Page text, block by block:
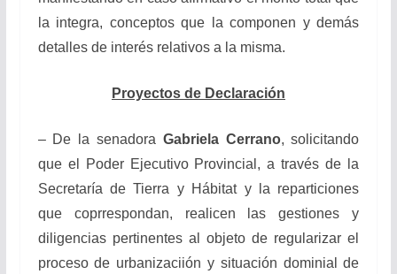
la integra, conceptos que la componen y demás
detalles de interés relativos a la misma.
Proyectos de Declaración
– De la senadora Gabriela Cerrano, solicitando
que el Poder Ejecutivo Provincial, a través de la
Secretaría de Tierra y Hábitat y la reparticiones
que coprrespondan, realicen las gestiones y
diligencias pertinentes al objeto de regularizar el
proceso de urbanizaciión y situación dominial de